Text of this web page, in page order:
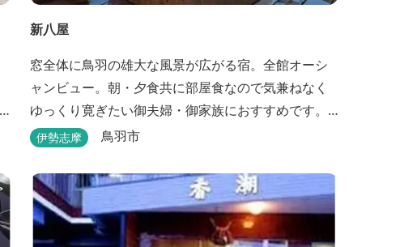
新八屋
窓全体に鳥羽の雄大な風景が広がる宿。全館オーシ
ャンビュー。朝・夕食共に部屋食なので気兼ねなく
ゆっくり寛ぎたい御夫婦・御家族におすすめです。
露天の湯船から眺める満天の星や、薄紫ら染まる朝
上げる名物「五右衛門蒸し」、鯛や伊勢海老の舟盛
りに海鮮鍋も。
伊勢志摩 鳥羽市